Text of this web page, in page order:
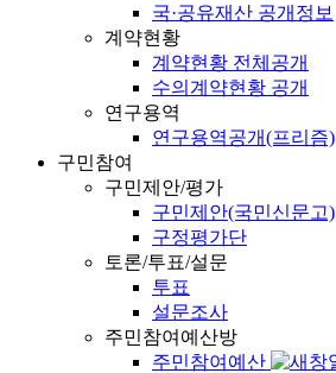
국·공유재산 공개정보
계약현황
계약현황 전체공개
수의계약현황 공개
연구용역
연구용역공개(프리즘)
구민참여
구민제안/평가
구민제안(국민신문고)
구정평가단
토론/투표/설문
투표
설문조사
주민참여예산방
주민참여예산